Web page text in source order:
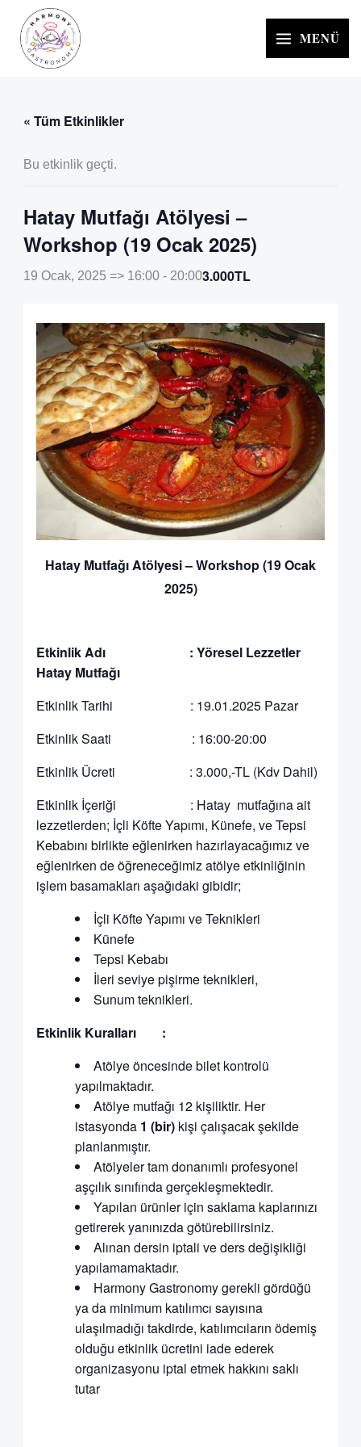
İçeriğe
MENÜ
« Tüm Etkinlikler
Bu etkinlik geçti.
Hatay Mutfağı Atölyesi –
Workshop (19 Ocak 2025)
19 Ocak, 2025 => 16:00- 20:003.000TL
Hatay Mutfağı Atölyesi – Workshop (19 Ocak
2025)
Etkinlik Adı : Yöresel Lezzetler
Hatay Mutfağı
Etkinlik Tarihi : 19.01.2025 Pazar
Etkinlik Saati : 16:00-20:00
Etkinlik Ücreti : 3.000,-TL (Kdv Dahil)
Etkinlik İçeriği : Hatay mutfağına ait
lezzetlerden; İçli Köfte Yapımı, Künefe, ve Tepsi
Kebabını birlikte eğlenirken hazırlayacağımız ve
eğlenirken de öğreneceğimiz atölye etkinliğinin
işlem basamakları aşağıdaki gibidir;
İçli Köfte Yapımı ve Teknikleri
Künefe
Tepsi Kebabı
İleri seviye pişirme teknikleri,
Sunum teknikleri.
Etkinlik Kuralları :
Atölye öncesinde bilet kontrolü
yapılmaktadır.
Atölye mutfağı 12 kişiliktir. Her
istasyonda 1 (bir)kişi çalışacak şekilde
planlanmıştır.
Atölyeler tam donanımlı profesyonel
aşçılık sınıfında gerçekleşmektedir.
Yapılan ürünler için saklama kaplarınızı
getirerek yanınızda götürebilirsiniz.
Alınan dersin iptali ve ders değişikliği
yapılamamaktadır.
Harmony Gastronomy gerekli gördüğü
ya da minimum katılımcı sayısına
ulaşılmadığı takdirde, katılımcıların ödemiş
olduğu etkinlik ücretini iade ederek
organizasyonu iptal etmek hakkını saklı
tutar